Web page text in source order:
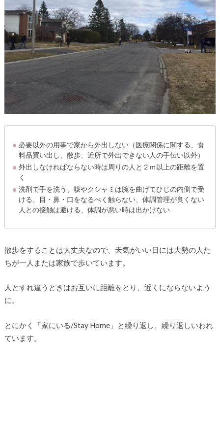
必要以外の用事で家から外出しない（医療関係に関する、食
料品買い出し、散歩、近所で外出できない人の手伝い以外）
外出しなければならない時は周りの人と２ｍ以上の距離を置
く
洗剤で手を洗う、咳やクシャミは腕を曲げてひじの内側で受
ける、目・鼻・口をなるべく触らない、体調管理が良くない
人との接触は避ける、体調が悪い時は出かけない
散歩をすることは大丈夫なので、天気がいい日には大勢の人た
ちが一人または家族で歩いています。
人とすれ違うときはお互いに距離をとり、近くにならないよう
に。
とにかく「家にいる/Stay Home」と繰り返し、繰り返しいわれ
ています。